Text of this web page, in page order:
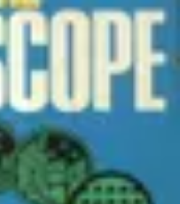
Gestion de budget
Gestion du